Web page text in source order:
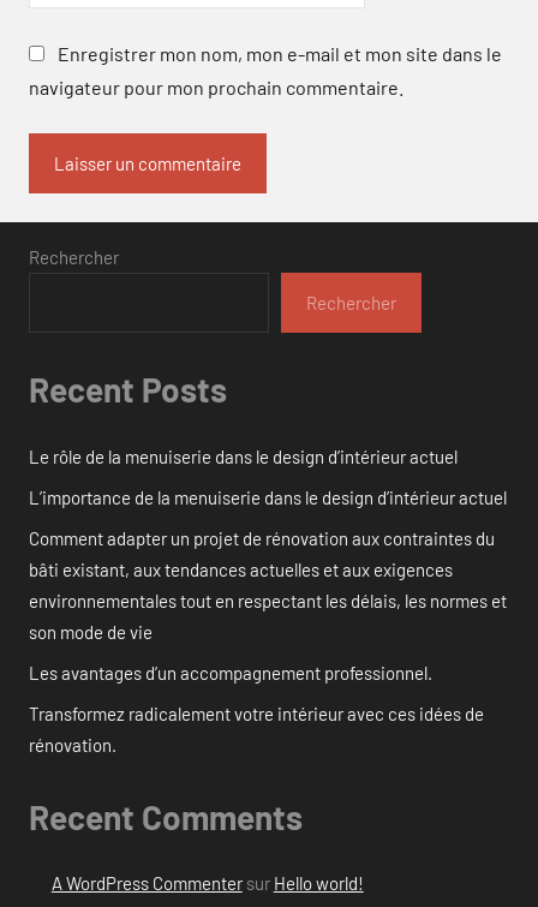
Enregistrer mon nom, mon e-mail et mon site dans le
navigateur pour mon prochain commentaire.
Rechercher
Rechercher
Recent Posts
Le rôle de la menuiserie dans le design d’intérieur actuel
L’importance de la menuiserie dans le design d’intérieur actuel
Comment adapter un projet de rénovation aux contraintes du
bâti existant, aux tendances actuelles et aux exigences
environnementales tout en respectant les délais, les normes et
son mode de vie
Les avantages d’un accompagnement professionnel.
Transformez radicalement votre intérieur avec ces idées de
rénovation.
Recent Comments
A WordPress Commentersur Hello world!